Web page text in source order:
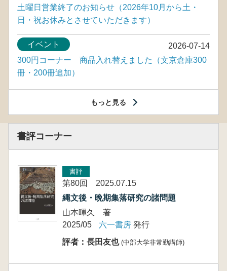
土曜日営業終了のお知らせ（2026年10月から土・
日・祝お休みとさせていただきます）
2026-07-14
イベント
300円コーナー 商品入れ替えました（文京倉庫300
冊・200冊追加）
もっと見る
書評コーナー
書評
第80回 2025.07.15
縄文後・晩期集落研究の諸問題
山本暉久 著
2025/05
六一書房 発行
評者：長田友也 (中部大学非常勤講師)